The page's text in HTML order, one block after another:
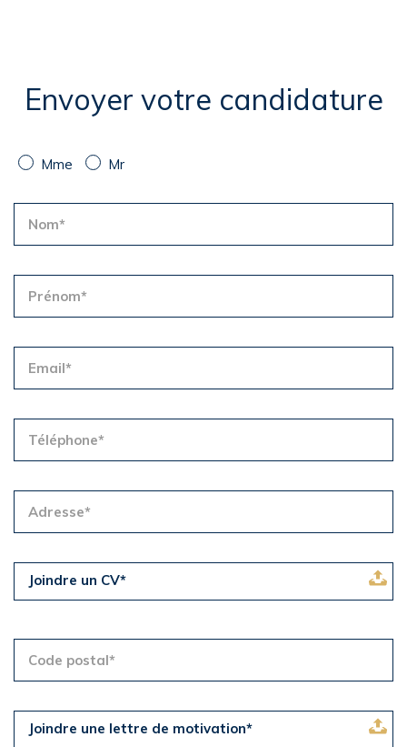
Envoyer votre candidature
Mme Mr
Joindre un CV*
Joindre une lettre de motivation*